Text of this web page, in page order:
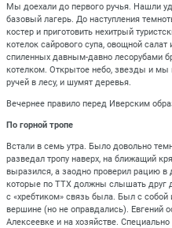
Мы доехали до первого ручья. Нашли
базовый лагерь. До наступления
костер и приготовить нехитрый
котелок сайрового супа, овощной
спиленных давным-давно лесорубами
котелком. Открытое небо, звезды и мы
ручей в лесу, и шумят деревья.
Вечернее правило перед Иверским
По горной тропе
Встали в семь утра. Было довольно
разведал тропу наверх, на ближащий
выразился, а заодно проверил рацию в
которые по ТТХ должны слышать друг
с «хребтиком» связь была. Был с
вершине (но не оправдались). Евгений
Алексеевке и на хозяйстве.